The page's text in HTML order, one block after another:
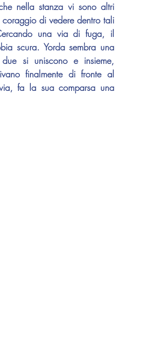
nella stanza vi sono altri
di vedere dentro tali
una via di fuga, il
scura. Yorda sembra una
si uniscono e insieme,
finalmente di fronte al
fa la sua comparsa una